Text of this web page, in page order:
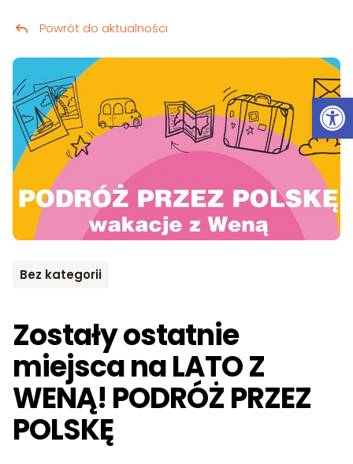
Przeskocz do treści
Bez kategorii
Zostały ostatnie
miejsca na LATO Z
WENĄ! PODRÓŻ PRZEZ
POLSKĘ
Powrót do aktualności